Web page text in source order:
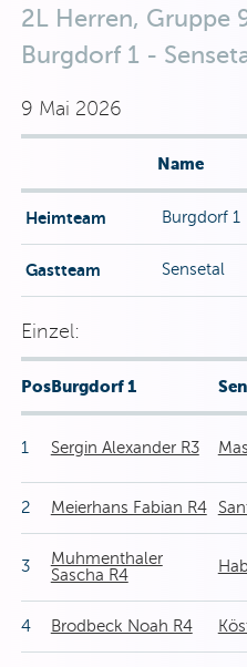
2L Herren, Gruppe
Burgdorf 1 -
9 Mai 2026
Name
Heimteam Burgdorf 1
Gastteam Sensetal
Einzel:
PosBurgdorf 1
1 Sergin Alexander R3
2 Meierhans Fabian R4
3
Muhmenthaler
Sascha R4
4 Brodbeck Noah R4